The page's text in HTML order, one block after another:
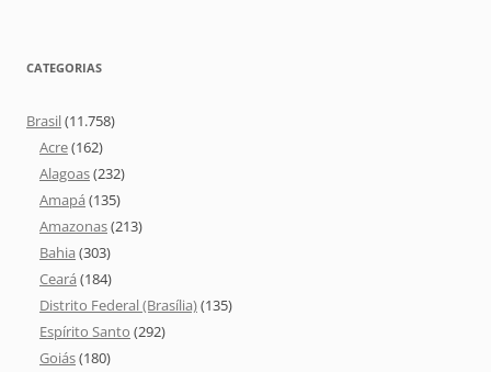
CATEGORIAS
Brasil(11.758)
Acre(162)
Alagoas(232)
Amapá (135)
Amazonas(213)
Bahia (303)
Ceará (184)
Distrito Federal (Brasília)(135)
Espírito Santo (292)
Goiás(180)